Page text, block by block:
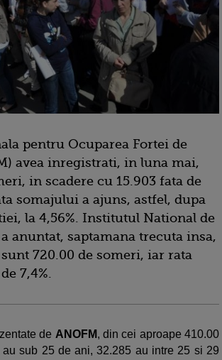
pentru Ocuparea Fortei de
avea inregistrati, in luna mai,
in scadere cu 15.903 fata de
somajului a ajuns, astfel, dupa
la 4,56%. Institutul National de
anuntat, saptamana trecuta insa,
720.00 de someri, iar rata
7,4%.
de ANOFM, din cei aproape 410.00
sub 25 de ani, 32.285 au intre 25 si 29